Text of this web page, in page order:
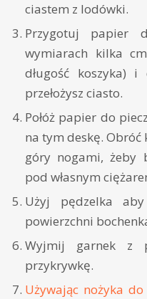
ciastem z lodówki.
Przygotuj papier
wymiarach kilka
długość koszyka)
przełożysz ciasto.
Połóż papier do
na tym deskę. Obróć
góry nogami, żeby
pod własnym
Użyj pędzelka
powierzchni
Wyjmij garnek z
przykrywkę.
Używając nożyka